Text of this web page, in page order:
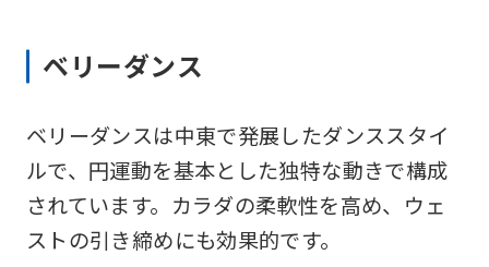
ベリーダンス
ベリーダンスは中東で発展したダンススタイ
ルで、円運動を基本とした独特な動きで構成
されています。カラダの柔軟性を高め、ウェ
ストの引き締めにも効果的です。
website
will
be
translated